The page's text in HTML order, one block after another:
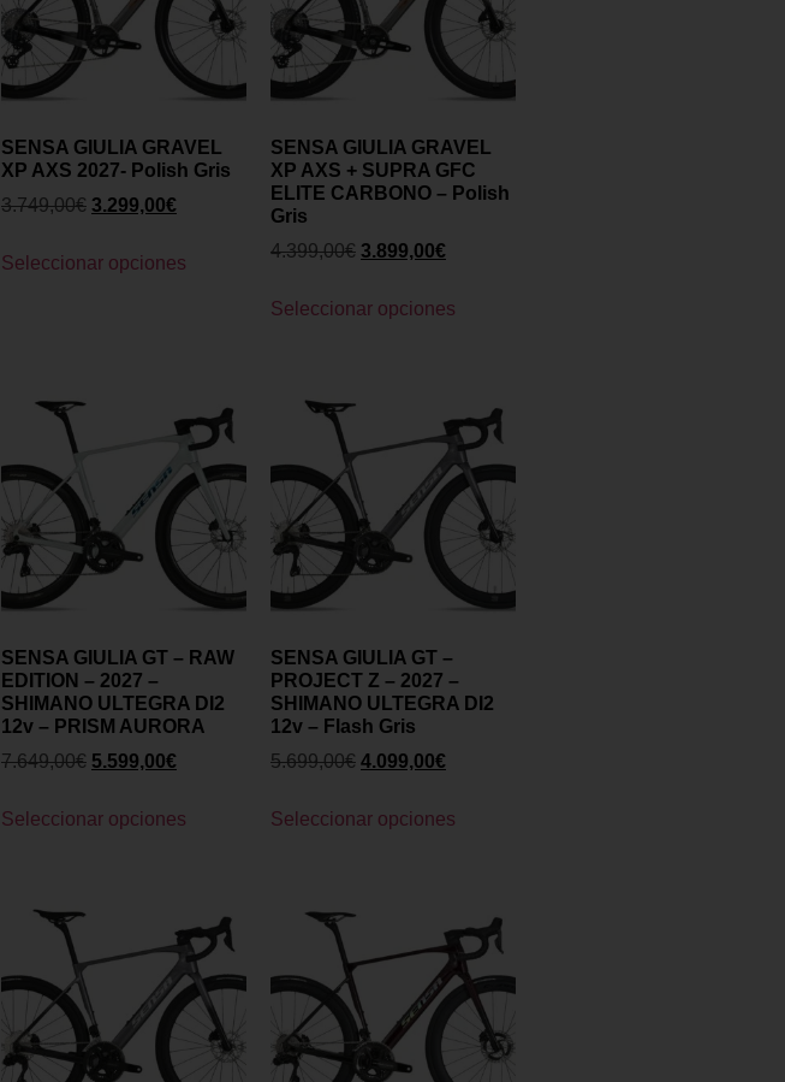
SENSA GIULIA GRAVEL
XP AXS 2027- Polish Gris
3.749,00€ 3.299,00€
Seleccionar opciones
SENSA GIULIA GRAVEL
XP AXS + SUPRA GFC
ELITE CARBONO – Polish
Gris
4.399,00€ 3.899,00€
Seleccionar opciones
SENSA GIULIA GT – RAW
EDITION – 2027 –
SHIMANO ULTEGRA DI2
12v – PRISM AURORA
7.649,00€ 5.599,00€
Seleccionar opciones
SENSA GIULIA GT –
PROJECT Z – 2027 –
SHIMANO ULTEGRA DI2
12v – Flash Gris
5.699,00€ 4.099,00€
Seleccionar opciones